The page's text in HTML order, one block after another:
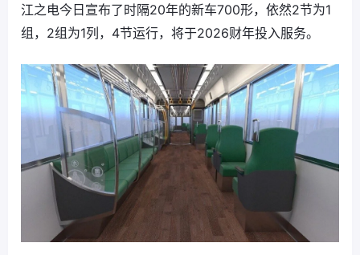
江之电今日宣布了时隔20年的新车700形，依然2节为1
组，2组为1列，4节运行，将于2026财年投入服务。